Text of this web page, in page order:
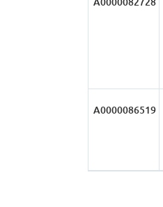
А0000086519